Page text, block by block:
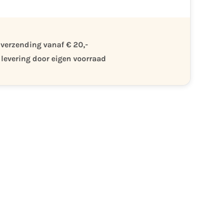
vanaf € 20,-
door eigen voorraad